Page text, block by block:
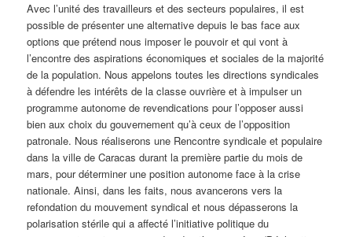
Avec l’unité des travailleurs et des secteurs populaires, il est
possible de présenter une alternative depuis le bas face aux
options que prétend nous imposer le pouvoir et qui vont à
l’encontre des aspirations économiques et sociales de la majorité
de la population. Nous appelons toutes les directions syndicales
à défendre les intérêts de la classe ouvrière et à impulser un
programme autonome de revendications pour l’opposer aussi
bien aux choix du gouvernement qu’à ceux de l’opposition
patronale. Nous réaliserons une Rencontre syndicale et populaire
dans la ville de Caracas durant la première partie du mois de
mars, pour déterminer une position autonome face à la crise
nationale. Ainsi, dans les faits, nous avancerons vers la
refondation du mouvement syndical et nous dépasserons la
polarisation stérile qui a affecté l’initiative politique du